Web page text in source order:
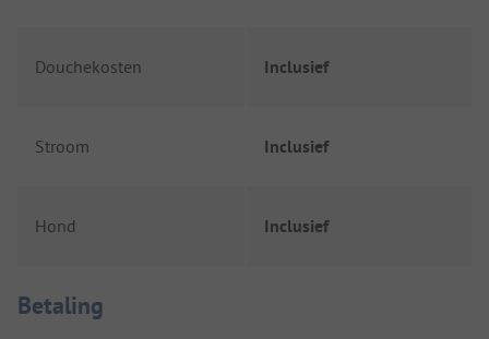
Douchekosten Inclusief
Stroom Inclusief
Hond Inclusief
Betaalinformatie
Betaling